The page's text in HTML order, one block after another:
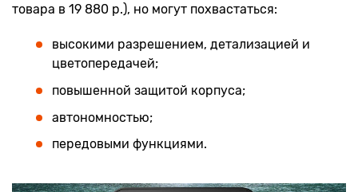
товара в 19 880 р.), но могут похвастаться:
высокими разрешением, детализацией и
цветопередачей;
повышенной защитой корпуса;
автономностью;
передовыми функциями.